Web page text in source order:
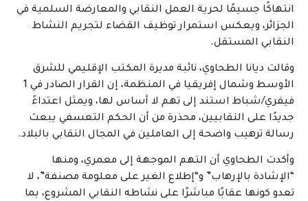
انتهاكًا جسيمًا لحرية العمل النقابي والمعارضة السلمية في
الجزائر، ويعكس استمرار توظيف القضاء لتجريم النشاط
النقابي المستقل.
وقالت ديانا الطحاوي، نائبة مديرة المكتب الإقليمي للشرق
الأوسط وشمال إفريقيا في المنظمة، إن القرار الصادر في 1
فيفري/شباط استند إلى تهم لا أساس لها، ويمثل اعتداءً
جديدًا على النقابيين، محذرة من أن الحكم التعسفي يبعث
رسالة ترهيب واضحة إلى العاملين في المجال النقابي بالبلاد.
وأكدت الطحاوي أن التهم الموجهة إلى معمري، ومنها
“الإشادة بالإرهاب” و“إطلاع الغير على معلومة مصنفة”، لا
تعدو كونها عقابًا مباشرًا على نشاطه النقابي المشروع، بما